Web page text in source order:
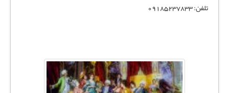
تلفن: 09185237833